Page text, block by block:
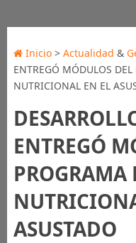
Inicio> Actualidad &
ENTREGÓ MÓDULOS
NUTRICIONAL EN EL
ENTREGÓ
PROGRAMA
ASUSTADO